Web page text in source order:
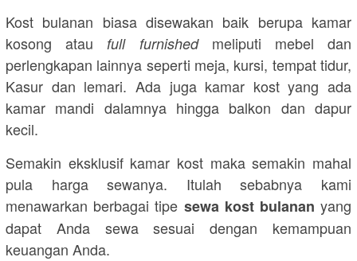
Kost bulanan biasa disewakan baik berupa kamar
kosong ataufull furnished meliputi mebel dan
perlengkapan lainnya seperti meja, kursi, tempat tidur,
Kasur dan lemari. Ada juga kamar kost yang ada
kamar mandi dalamnya hingga balkon dan dapur
kecil.
Semakin eksklusif kamar kost maka semakin mahal
pula harga sewanya. Itulah sebabnya kami
menawarkan berbagai tipe sewa kost bulanan yang
dapat Anda sewa sesuai dengan kemampuan
keuangan Anda.